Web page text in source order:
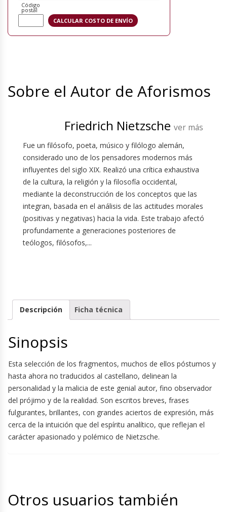
Código
postal
Sobre el Autor de Aforismos
Friedrich Nietzsche ver más
Fue un filósofo, poeta, músico y filólogo alemán,
considerado uno de los pensadores modernos más
influyentes del siglo XIX. Realizó una crítica exhaustiva
de la cultura, la religión y la filosofía occidental,
mediante la deconstrucción de los conceptos que las
integran, basada en el análisis de las actitudes morales
(positivas y negativas) hacia la vida. Este trabajo afectó
profundamente a generaciones posteriores de
teólogos, filósofos,...
Descripción Ficha técnica
Sinopsis
Esta selección de los fragmentos, muchos de ellos póstumos y
hasta ahora no traducidos al castellano, delinean la
personalidad y la malicia de este genial autor, fino observador
del prójimo y de la realidad. Son escritos breves, frases
fulgurantes, brillantes, con grandes aciertos de expresión, más
cerca de la intuición que del espíritu analítico, que reflejan el
carácter apasionado y polémico de Nietzsche.
Otros usuarios también